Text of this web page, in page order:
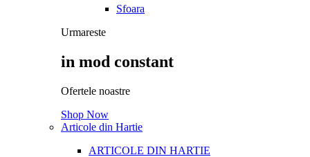
Sfoara
Urmareste
in mod constant
Ofertele noastre
Shop Now
Articole din Hartie
ARTICOLE DIN HARTIE